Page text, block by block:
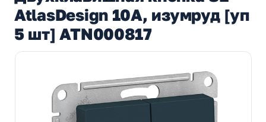
AtlasDesign 10A, изумруд [уп
5 шт] ATN000817